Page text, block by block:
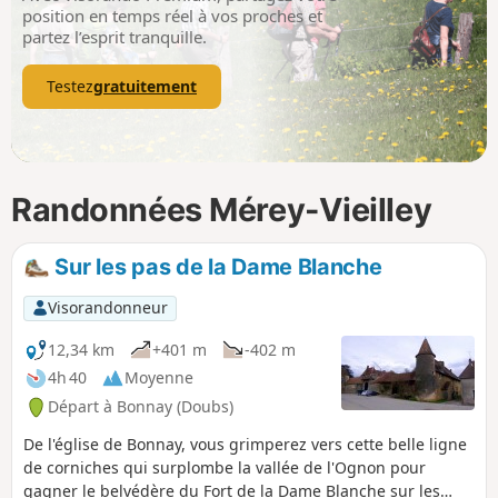
p
position en temps réel à vos proches et
partez l’esprit tranquille.
Testezgratuitement
Randonnées Mérey-Vieilley
Sur les pas de la Dame Blanche
Visorandonneur
12,34 km
+401 m
-402 m
4h 40
Moyenne
Départ à Bonnay (Doubs)
De l'église de Bonnay, vous grimperez vers cette belle ligne
de corniches qui surplombe la vallée de l'Ognon pour
gagner le belvédère du Fort de la Dame Blanche sur les